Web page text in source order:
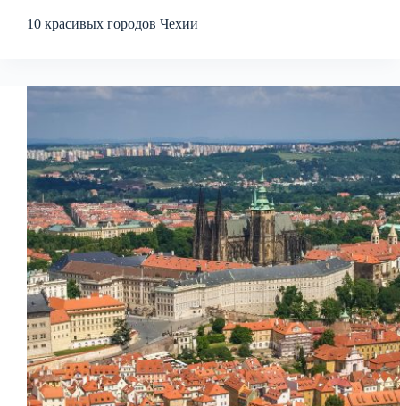
10 красивых городов Чехии